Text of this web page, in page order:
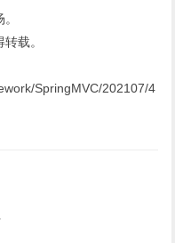
载。
SpringMVC/202107/4